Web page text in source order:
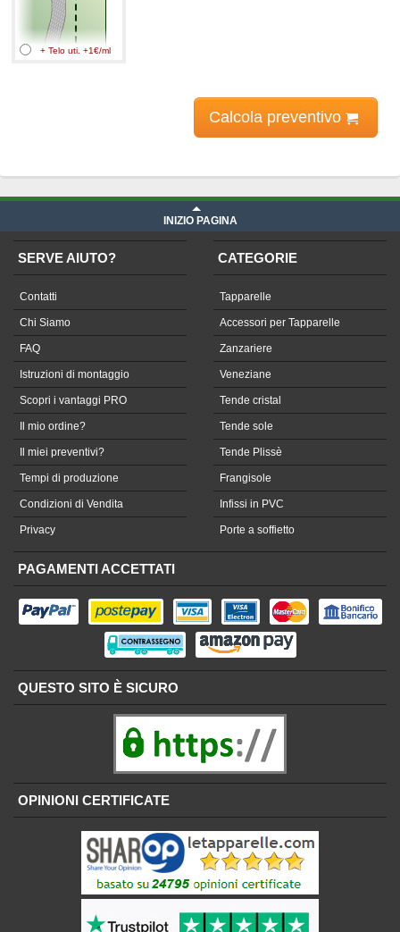
+ Telo uti. +1€/ml
Calcola preventivo
INIZIO PAGINA
SERVE AIUTO?
Contatti
Chi Siamo
FAQ
Istruzioni di montaggio
Scopri i vantaggi PRO
Il mio ordine?
Il miei preventivi?
Tempi di produzione
Condizioni di Vendita
Privacy
CATEGORIE
Tapparelle
Accessori per Tapparelle
Zanzariere
Veneziane
Tende cristal
Tende sole
Tende Plissè
Frangisole
Infissi in PVC
Porte a soffietto
PAGAMENTI ACCETTATI
QUESTO SITO È SICURO
OPINIONI CERTIFICATE